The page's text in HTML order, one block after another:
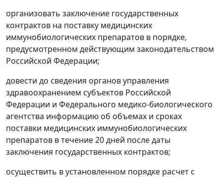
организовать заключение государственных
контрактов на поставку медицинских
иммунобиологических препаратов в порядке,
предусмотренном действующим законодательством
Российской Федерации;
довести до сведения органов управления
здравоохранением субъектов Российской
Федерации и Федерального медико-биологического
агентства информацию об объемах и сроках
поставки медицинских иммунобиологических
препаратов в течение 20 дней после даты
заключения государственных контрактов;
осуществить в установленном порядке расчет с